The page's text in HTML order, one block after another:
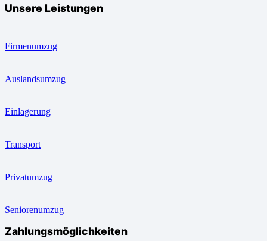
Unsere Leistungen
Firmenumzug
Auslandsumzug
Einlagerung
Transport
Privatumzug
Seniorenumzug
Zahlungsmöglichkeiten